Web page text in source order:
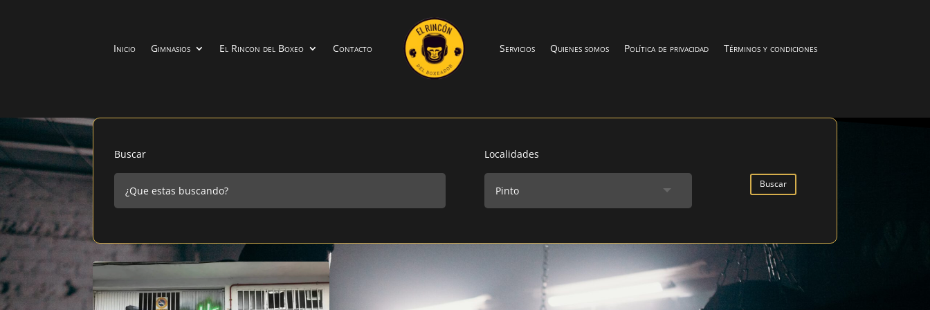
Inicio Gimnasios El Rincon del Boxeo Contacto Servicios Quienes somos Política de privacidad Términos y condiciones
Buscar Localidades
Buscar